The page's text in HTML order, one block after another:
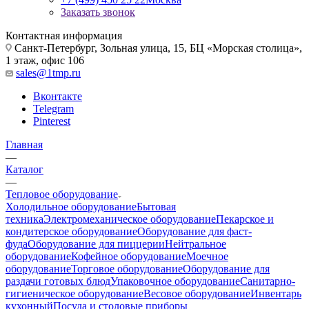
Заказать звонок
Контактная информация
Санкт-Петербург, Зольная улица, 15, БЦ «Морская столица»,
1 этаж, офис 106
sales@1tmp.ru
Вконтакте
Telegram
Pinterest
Главная
—
Каталог
—
Тепловое оборудование
Холодильное оборудованиеБытовая
техникаЭлектромеханическое оборудованиеПекарское и
кондитерское оборудованиеОборудование для фаст-
фудаОборудование для пиццерииНейтральное
оборудованиеКофейное оборудованиеМоечное
оборудованиеТорговое оборудованиеОборудование для
раздачи готовых блюдУпаковочное оборудованиеСанитарно-
гигиеническое оборудованиеВесовое оборудованиеИнвентарь
кухонныйПосуда и столовые приборы